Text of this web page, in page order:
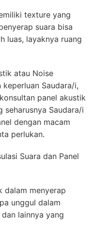
texture yang
suara bisa
luas, layaknya ruang
atau Noise
keperluan Saudara/i,
panel akustik
seharusnya Saudara/i
dengan macam
perlukan.
Suara dan Panel
dalam menyerap
unggul dalam
lainnya yang